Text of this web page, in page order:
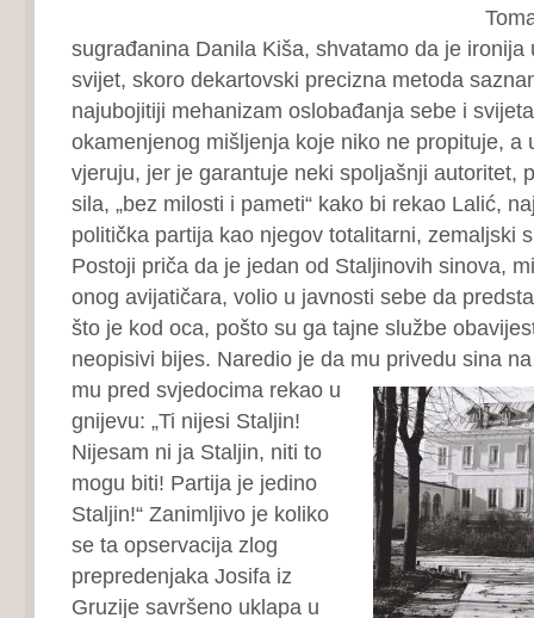
sugrađanina Danila Kiša, shvatamo da je ironija
svijet, skoro dekartovski precizna metoda
najubojitiji mehanizam oslobađanja sebe i
okamenjenog mišljenja koje niko ne propituje, a
vjeruju, jer je garantuje neki spoljašnji autoritet,
sila, „bez milosti i pameti“ kako bi rekao Lalić,
politička partija kao njegov totalitarni, zemaljski
Postoji priča da je jedan od Staljinovih sinova,
onog avijatičara, volio u javnosti sebe da
što je kod oca, pošto su ga tajne službe
neopisivi bijes. Naredio je da mu privedu sina
mu pred svjedocima rekao u
gnijevu: „Ti nijesi Staljin!
Nijesam ni ja Staljin, niti to
mogu biti! Partija je jedino
Staljin!“ Zanimljivo je koliko
se ta opservacija zlog
prepredenjaka Josifa iz
Gruzije savršeno uklapa u